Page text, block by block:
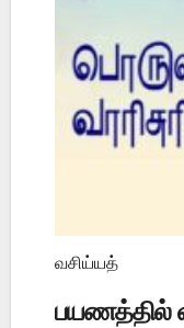
வசிய்யத்
பயணத்தில்